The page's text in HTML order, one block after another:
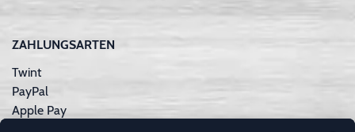
ZAHLUNGSARTEN
Twint
PayPal
Apple Pay